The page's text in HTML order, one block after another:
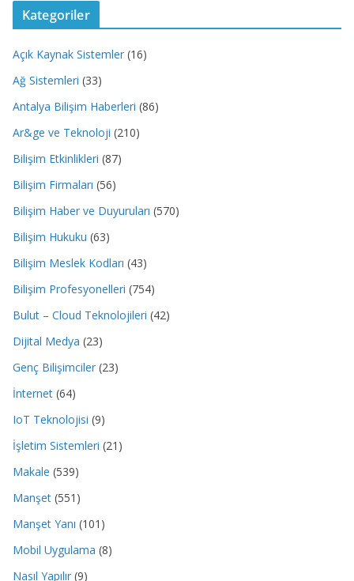
Kategoriler
Açık Kaynak Sistemler (16)
Ağ Sistemleri (33)
Antalya Bilişim Haberleri (86)
Ar&ge ve Teknoloji (210)
Bilişim Etkinlikleri (87)
Bilişim Firmaları (56)
Bilişim Haber ve Duyuruları (570)
Bilişim Hukuku (63)
Bilişim Meslek Kodları (43)
Bilişim Profesyonelleri (754)
Bulut – Cloud Teknolojileri (42)
Dijital Medya (23)
Genç Bilişimciler (23)
İnternet (64)
IoT Teknolojisi (9)
İşletim Sistemleri (21)
Makale (539)
Manşet (551)
Manşet Yanı (101)
Mobil Uygulama (8)
Nasıl Yapılır (9)